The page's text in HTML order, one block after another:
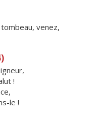
venez,
!
le !